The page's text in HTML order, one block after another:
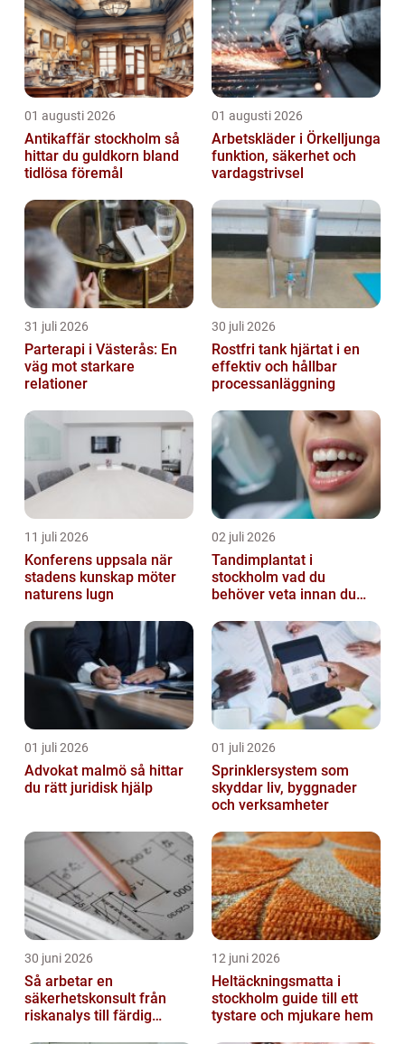
01 augusti 2026
Antikaffär stockholm så
hittar du guldkorn bland
tidlösa föremål
01 augusti 2026
Arbetskläder i Örkelljunga
funktion, säkerhet och
vardagstrivsel
31 juli 2026
Parterapi i Västerås: En
väg mot starkare
relationer
30 juli 2026
Rostfri tank hjärtat i en
effektiv och hållbar
processanläggning
11 juli 2026
Konferens uppsala när
stadens kunskap möter
naturens lugn
02 juli 2026
Tandimplantat i
stockholm vad du
behöver veta innan du
01 juli 2026
Advokat malmö så hittar
du rätt juridisk hjälp
01 juli 2026
Sprinklersystem som
skyddar liv, byggnader
och verksamheter
30 juni 2026
Så arbetar en
säkerhetskonsult från
riskanalys till färdig
12 juni 2026
Heltäckningsmatta i
stockholm guide till ett
tystare och mjukare hem